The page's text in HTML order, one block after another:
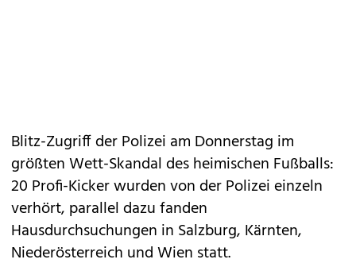
Blitz-Zugriff der Polizei am Donnerstag im
größten Wett-Skandal des heimischen Fußballs:
20 Profi-Kicker wurden von der Polizei einzeln
verhört, parallel dazu fanden
Hausdurchsuchungen in Salzburg, Kärnten,
Niederösterreich und Wien statt.